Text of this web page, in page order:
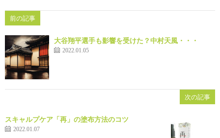
前の記事
大谷翔平選手も影響を受けた？中村天風・・・
2022.01.05
次の記事
スキャルプケア「再」の塗布方法のコツ
2022.01.07